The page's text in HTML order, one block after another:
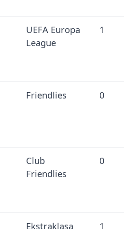
UEFA Europa
League
1
Friendlies 0
Club
Friendlies
0
Ekstraklasa 1